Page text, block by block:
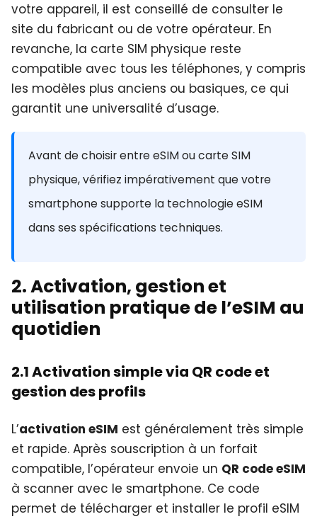
votre appareil, il est conseillé de consulter le
site du fabricant ou de votre opérateur. En
revanche, la carte SIM physique reste
compatible avec tous les téléphones, y compris
les modèles plus anciens ou basiques, ce qui
garantit une universalité d’usage.
Avant de choisir entre eSIM ou carte SIM
physique, vérifiez impérativement que votre
smartphone supporte la technologie eSIM
dans ses spécifications techniques.
2. Activation, gestion et
utilisation pratique de l’eSIM au
quotidien
2.1 Activation simple via QR code et
gestion des profils
L’activation eSIM est généralement très simple
et rapide. Après souscription à un forfait
compatible, l’opérateur envoie un QR code eSIM
à scanner avec le smartphone. Ce code
permet de télécharger et installer le profil eSIM